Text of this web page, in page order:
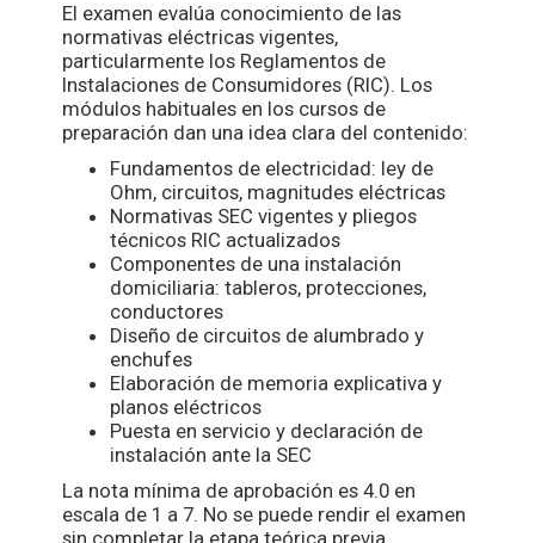
El examen evalúa conocimiento de las
normativas eléctricas vigentes,
particularmente los Reglamentos de
Instalaciones de Consumidores (RIC). Los
módulos habituales en los cursos de
preparación dan una idea clara del contenido:
Fundamentos de electricidad: ley de
Ohm, circuitos, magnitudes eléctricas
Normativas SEC vigentes y pliegos
técnicos RIC actualizados
Componentes de una instalación
domiciliaria: tableros, protecciones,
conductores
Diseño de circuitos de alumbrado y
enchufes
Elaboración de memoria explicativa y
planos eléctricos
Puesta en servicio y declaración de
instalación ante la SEC
La nota mínima de aprobación es 4.0 en
escala de 1 a 7. No se puede rendir el examen